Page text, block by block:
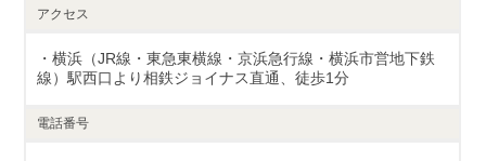
アクセス
・横浜（JR線・東急東横線・京浜急行線・横浜市営地下鉄
線）駅西口より相鉄ジョイナス直通、徒歩1分
電話番号